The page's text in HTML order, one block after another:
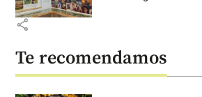
share
Te recomendamos